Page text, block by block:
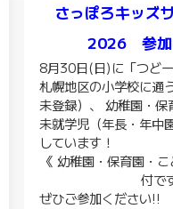
さっぽろキッズ
2026 参加
8月30日(日)に「つど
札幌地区の小学校に通
未登録）、 幼稚園・
未就学児（年長・年中
しています！
《 幼稚園・保育園・
付で
ぜひご参加ください!!